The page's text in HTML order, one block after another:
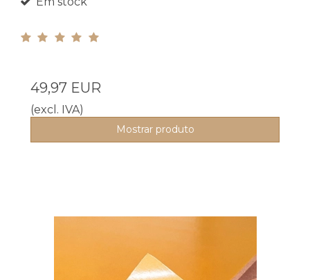
49,97 EUR
(excl. IVA)
Mostrar produto